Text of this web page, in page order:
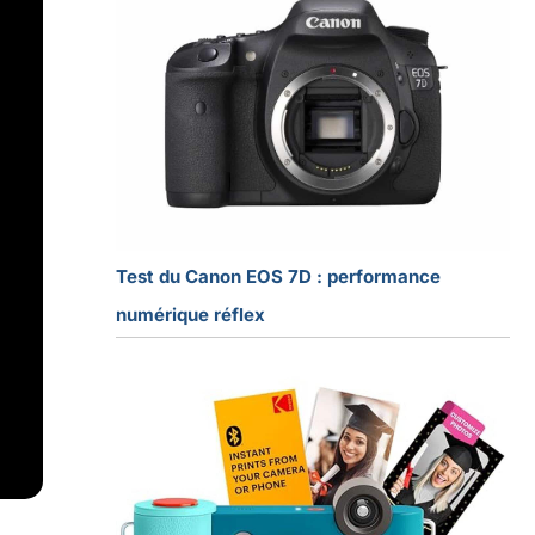
Test du Canon EOS 7D : performance
numérique réflex